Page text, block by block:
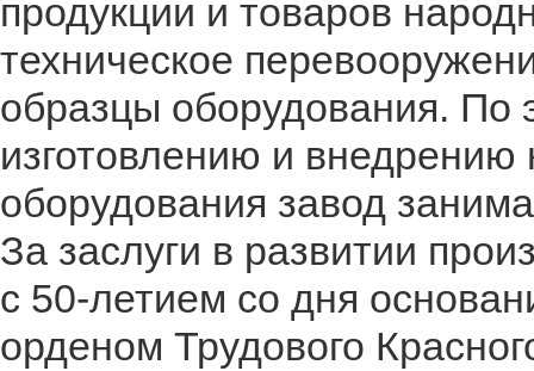
продукции и товаров
техническое
образцы оборудования. По
изготовлению и внедрению
оборудования завод
За заслуги в развитии
с 50-летием со дня
орденом Трудового